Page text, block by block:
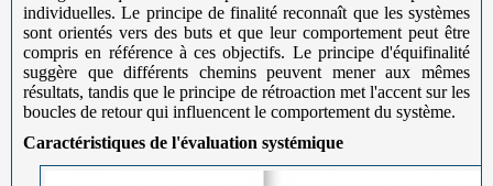
individuelles. Le principe de finalité reconnaît que les systèmes
sont orientés vers des buts et que leur comportement peut être
compris en référence à ces objectifs. Le principe d'équifinalité
suggère que différents chemins peuvent mener aux mêmes
résultats, tandis que le principe de rétroaction met l'accent sur les
boucles de retour qui influencent le comportement du système.
Caractéristiques de l'évaluation systémique